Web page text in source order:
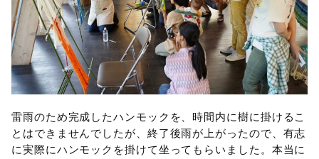
雷雨のため完成したハンモックを、時間内に樹に掛けるこ
とはできませんでしたが、終了後雨が上がったので、有志
に実際にハンモックを掛けて坐ってもらいました。本当に